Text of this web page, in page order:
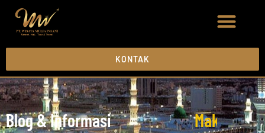
KONTAK
Blog & Informasi MakkahMa